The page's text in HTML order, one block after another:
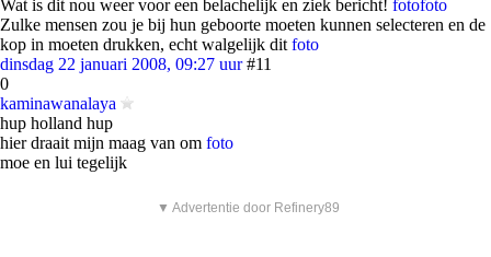
Wat is dit nou weer voor een belachelijk en ziek bericht! fotofoto
Zulke mensen zou je bij hun geboorte moeten kunnen selecteren en de
kop in moeten drukken, echt walgelijk dit foto
dinsdag 22 januari 2008, 09:27 uur #11
0
kaminawanalaya
hup holland hup
hier draait mijn maag van om foto
moe en lui tegelijk
▼ Advertentie door Refinery89